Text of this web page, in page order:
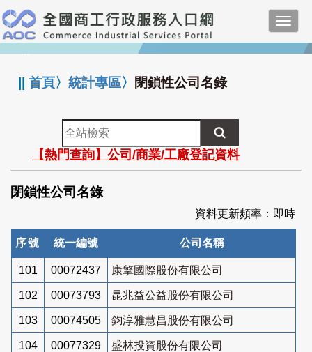
跳
到
主
要
:::
||首頁〉統計專區〉 閉鎖性公司名錄
全
站
檢
索
【熱門查詢】公司/商業/工廠登記資料
閉鎖性公司名錄
資料更新頻率：即時
序號 統一編號 公司名稱
101 00072437 康擎國際股份有限公司
102 00073793 昆兆益公益股份有限公司
103 00074505 鈞淳雅慧昌股份有限公司
104 00077329 盛林投資股份有限公司